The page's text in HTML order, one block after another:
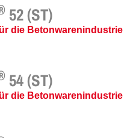
52 (ST)
die Betonwarenindustrie
54 (ST)
die Betonwarenindustrie